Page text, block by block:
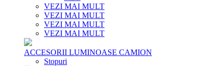
VEZI MAI MULT
VEZI MAI MULT
VEZI MAI MULT
VEZI MAI MULT
ACCESORII LUMINOASE CAMION
Stopuri